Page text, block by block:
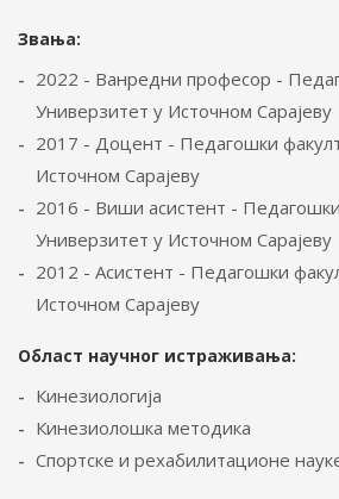
Звања:
2022 - Ванредни професор -
Универзитет у Источном Сарајеву
2017 - Доцент - Педагошки
Источном Сарајеву
2016 - Виши асистент -
Универзитет у Источном Сарајеву
2012 - Асистент - Педагошки
Источном Сарајеву
Област научног истраживања:
Кинезиологија
Кинезиолошка методика
Спортске и рехабилитационе